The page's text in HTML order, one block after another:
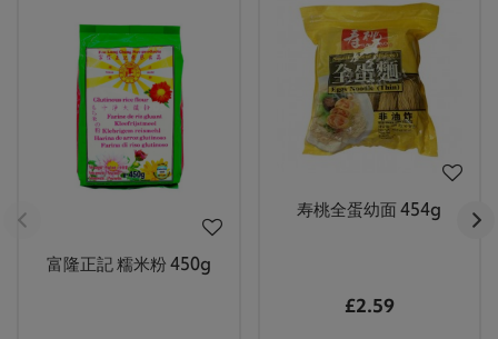
富隆正記 糯米粉 450g
寿桃全蛋幼面 454g
£2.59